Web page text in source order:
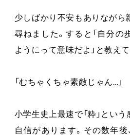
少しばかり不安もありながら
尋ねました。すると「自分の
ようにって意味だよ」と教えて
「むちゃくちゃ素敵じゃん…」
小学生史上最速で「粋」とい
自信があります。その数年後